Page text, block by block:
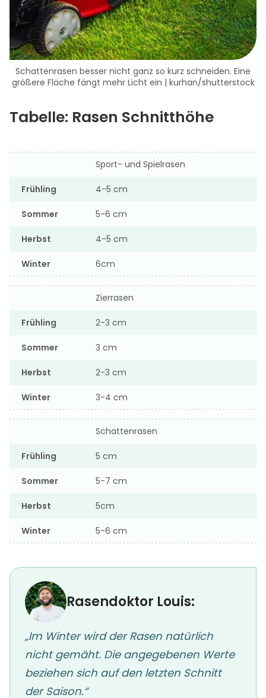
Schattenrasen besser nicht ganz so kurz schneiden. Eine
größere Fläche fängt mehr Licht ein | kurhan/shutterstock
Tabelle: Rasen Schnitthöhe
Sport- und Spielrasen
Frühling 4-5 cm
Sommer 5-6 cm
Herbst 4-5 cm
Winter 6cm
Zierrasen
Frühling 2-3 cm
Sommer 3 cm
Herbst 2-3 cm
Winter 3-4 cm
Schattenrasen
Frühling 5 cm
Sommer 5-7 cm
Herbst 5cm
Winter 5-6 cm
Rasendoktor Louis:
„Im Winter wird der Rasen natürlich
nicht gemäht. Die angegebenen Werte
beziehen sich auf den letzten Schnitt
der Saison.“